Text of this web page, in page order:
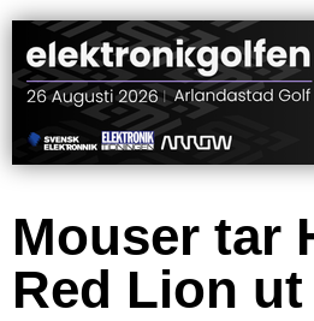
Mouser tar
Red Lion